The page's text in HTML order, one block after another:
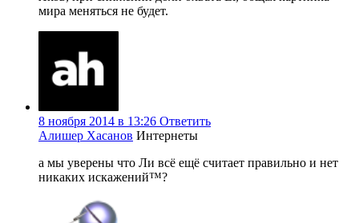
мира меняться не будет.
8 ноября 2014 в 13:26 Ответить
Алишер Хасанов Интернеты
а мы уверены что Ли всё ещё считает правильно и нет
никаких искажений™?